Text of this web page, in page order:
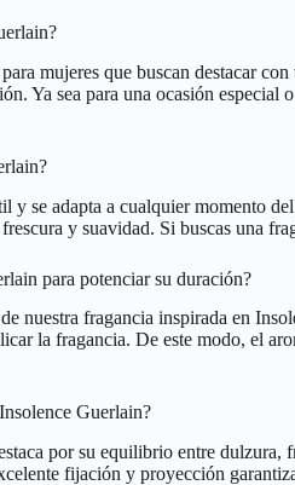
mujeres que buscan destacar
Ya sea para una ocasión
se adapta a cualquier momento
y suavidad. Si buscas una
para potenciar su duración?
nuestra fragancia inspirada en
la fragancia. De este modo, el
Guerlain?
por su equilibrio entre
fijación y proyección